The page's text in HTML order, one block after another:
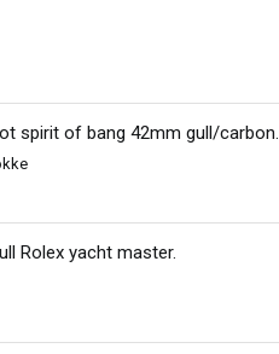
spirit of bang 42mm gull/carbon.
Rolex yacht master.